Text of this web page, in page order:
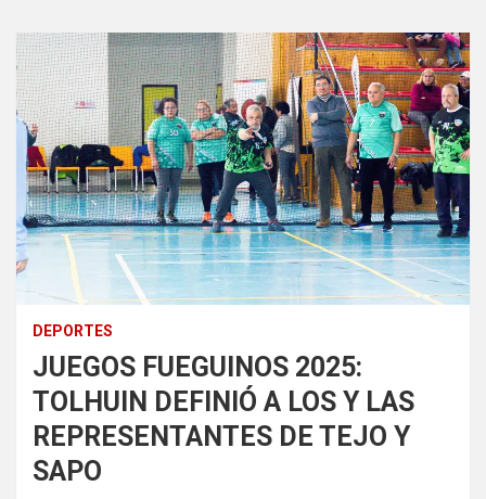
DEPORTES
JUEGOS FUEGUINOS 2025:
TOLHUIN DEFINIÓ A LOS Y LAS
REPRESENTANTES DE TEJO Y
SAPO